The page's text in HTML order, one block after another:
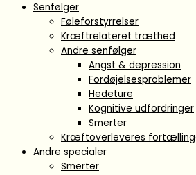
Senfølger
Føleforstyrrelser
Kræftrelateret træthed
Andre senfølger
Angst & depression
Fordøjelsesproblemer
Hedeture
Kognitive udfordringer
Smerter
Kræftoverleveres
Andre specialer
Smerter